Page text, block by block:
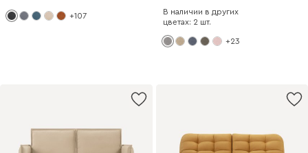
+107
В наличии в других
цветах: 2 шт.
+23